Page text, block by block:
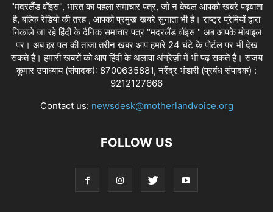
"मदरलैंड वॉइस", भारत का पहला समाचार पत्र, जो न केवल आपको खबरे पढ़वाता
है, बल्कि रेडियो की तरह , आपको प्रमुख खबरे सुनाता भी है। राष्ट्र प्रेमियों द्वारा
निकाले जा रहे हिंदी के दैनिक समाचार पत्र "मदरलैंड वॉइस " अब आपके मोबाइल
पर। अब हर पल की ताजा तरीन खबर आप हमारे 24 घंटे के पोर्टल पर भी देख
सकते है। हमारी खबरों को आप हिंदी के अलावा अंग्रेज़ी में भी पढ़ सकते है। संजय
कुमार उपाध्याय (संपादक): 8700635881, नरेंद्र भंडारी (प्रबंध संपादक) :
9212127666
Contact us: newsdesk@motherlandvoice.org
FOLLOW US